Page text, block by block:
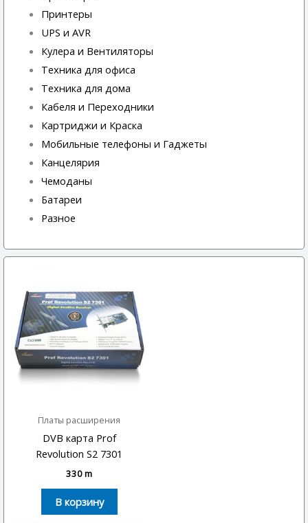
Принтеры
UPS и AVR
Кулера и Вентиляторы
Техника для офиса
Техника для дома
Кабеля и Переходники
Картриджи и Краска
Мобильные телефоны и Гаджеты
Канцелярия
Чемоданы
Батареи
Разное
Платы расширения
DVB карта Prof
Revolution S2 7301
330m
В корзину